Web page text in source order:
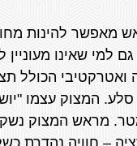
מאפשר להינות
למי שאינו
ואטרקטיבי הכולל
המצוק עצמו
ו"מייצר" שני מקטעי גלישת מצוק (סנפלינג). אחד בגובה 15 מטר